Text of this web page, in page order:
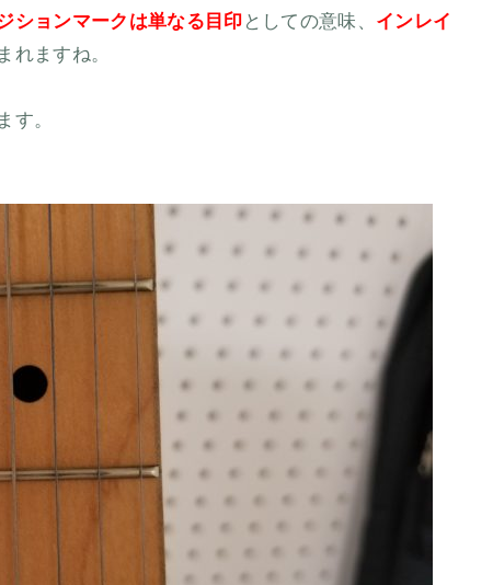
ションマークは単なる目印 としての意味、 インレイ
れますね。
す。